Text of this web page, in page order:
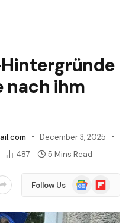
nach ihm
December 3, 2025
487 5 Mins Read
Follow Us
Google
News
Flipboard